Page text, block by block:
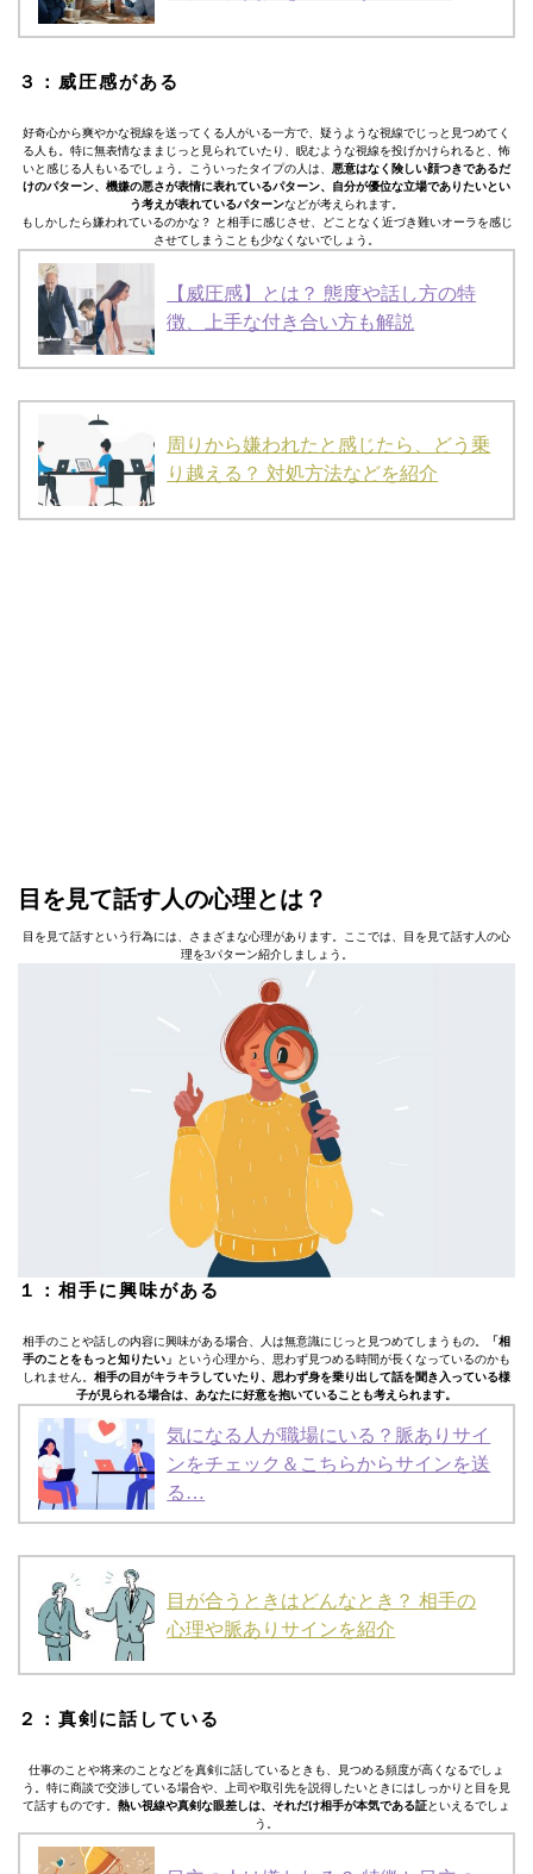
３：威圧感がある
好奇心から爽やかな視線を送ってくる人がいる一方で、疑うような視線でじっと見つめてく
る人も。特に無表情なままじっと見られていたり、睨むような視線を投げかけられると、怖
いと感じる人もいるでしょう。こういったタイプの人は、 悪意はなく険しい顔つきであるだ
けのパターン、機嫌の悪さが表情に表れているパターン、自分が優位な立場でありたいとい
う考えが表れているパターンなどが考えられます。
もしかしたら嫌われているのかな？ と相手に感じさせ、どことなく近づき難いオーラを感じ
させてしまうことも少なくないでしょう。
【威圧感】とは？ 態度や話し方の特
徴、上手な付き合い方も解説
周りから嫌われたと感じたら、どう乗
り越える？ 対処方法などを紹介
目を見て話す人の心理とは？
目を見て話すという行為には、さまざまな心理があります。ここでは、目を見て話す人の心
理を3パターン紹介しましょう。
１：相手に興味がある
相手のことや話しの内容に興味がある場合、人は無意識にじっと見つめてしまうもの。
「相
手のことをもっと知りたい」
という心理から、思わず見つめる時間が長くなっているのかも
しれません。 相手の目がキラキラしていたり、思わず身を乗り出して話を聞き入っている様
子が見られる場合は、あなたに好意を抱いていることも考えられます。
気になる人が職場にいる？脈ありサイ
ンをチェック＆こちらからサインを送
る…
目が合うときはどんなとき？ 相手の
心理や脈ありサインを紹介
２：真剣に話している
仕事のことや将来のことなどを真剣に話しているときも、見つめる頻度が高くなるでしょ
う。特に商談で交渉している場合や、上司や取引先を説得したいときにはしっかりと目を見
て話すものです。 熱い視線や真剣な眼差しは、それだけ相手が本気である証といえるでしょ
う。